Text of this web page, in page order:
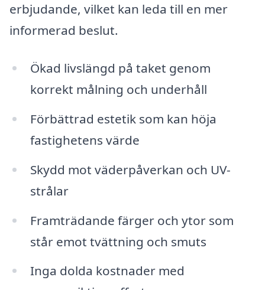
erbjudande, vilket kan leda till en mer
informerad beslut.
Ökad livslängd på taket genom
korrekt målning och underhåll
Förbättrad estetik som kan höja
fastighetens värde
Skydd mot väderpåverkan och UV-
strålar
Framträdande färger och ytor som
står emot tvättning och smuts
Inga dolda kostnader med